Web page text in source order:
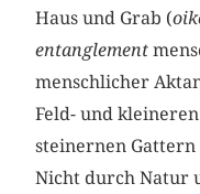
Haus und Grab (
entanglement
menschlicher
Feld- und
steinernen
Nicht durch Natur